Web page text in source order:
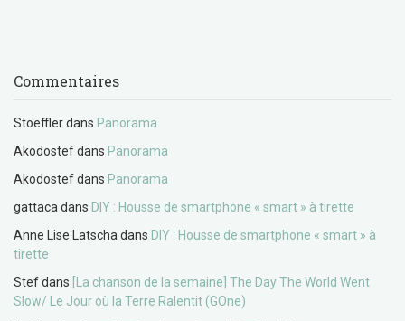
Commentaires
Stoefflerdans Panorama
Akodostefdans Panorama
Akodostefdans Panorama
gattacadans DIY : Housse de smartphone « smart » à tirette
Anne Lise Latschadans DIY : Housse de smartphone « smart » à
tirette
Stefdans
[La chanson de la semaine] The Day The World Went
Slow/ Le Jour où la Terre Ralentit (GOne)